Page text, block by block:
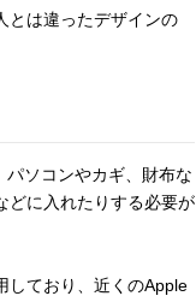
とは違ったデザインの
ソコンやカギ、財布な
どに入れたりする必要が
しており、近くのApple